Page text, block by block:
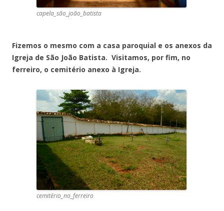
capela_são_joão_batista
Fizemos o mesmo com a casa paroquial e os anexos da
Igreja de São João Batista. Visitamos, por fim, no
ferreiro, o cemitério anexo à Igreja.
cemitério_no_ferreiro